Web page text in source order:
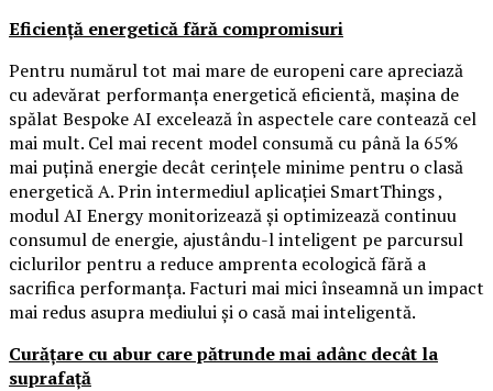
Eficiență energetică fără compromisuri
Pentru numărul tot mai mare de europeni care apreciază
cu adevărat performanța energetică eficientă, mașina de
spălat Bespoke AI excelează în aspectele care contează cel
mai mult. Cel mai recent model consumă cu până la 65%
mai puțină energie decât cerințele minime pentru o clasă
energetică A. Prin intermediul aplicației SmartThings ,
modul AI Energy monitorizează și optimizează continuu
consumul de energie, ajustându-l inteligent pe parcursul
ciclurilor pentru a reduce amprenta ecologică fără a
sacrifica performanța. Facturi mai mici înseamnă un impact
mai redus asupra mediului și o casă mai inteligentă.
Curățare cu abur care pătrunde mai adânc decât la
suprafață